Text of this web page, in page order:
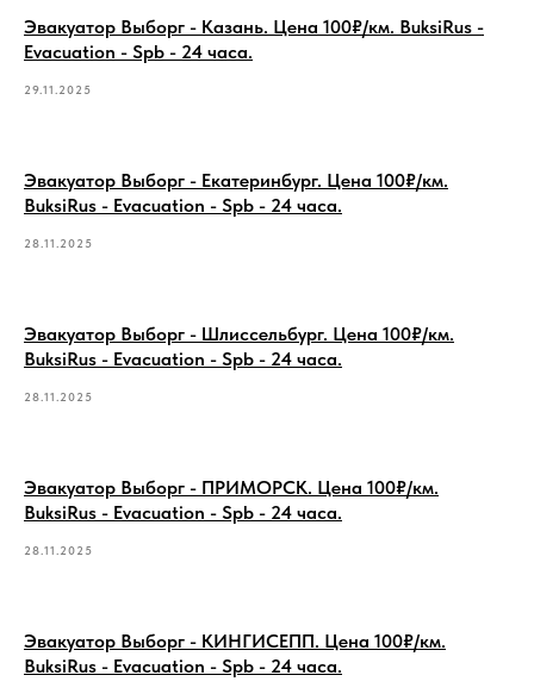
Эвакуатор Выборг - Казань. Цена 100₽/км. BuksiRus -
Evacuation - Spb - 24 часа.
29.11.2025
Эвакуатор Выборг - Екатеринбург. Цена 100₽/км.
BuksiRus - Evacuation - Spb - 24 часа.
28.11.2025
Эвакуатор Выборг - Шлиссельбург. Цена 100₽/км.
BuksiRus - Evacuation - Spb - 24 часа.
28.11.2025
Эвакуатор Выборг - ПРИМОРСК. Цена 100₽/км.
BuksiRus - Evacuation - Spb - 24 часа.
28.11.2025
Эвакуатор Выборг - КИНГИСЕПП. Цена 100₽/км.
BuksiRus - Evacuation - Spb - 24 часа.